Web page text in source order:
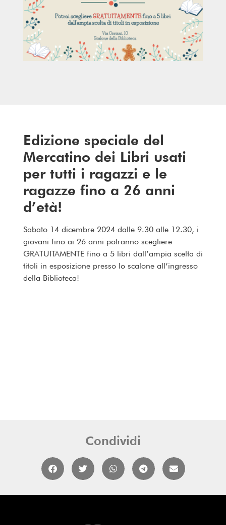
Edizione speciale del
Mercatino dei Libri usati
per tutti i ragazzi e le
ragazze fino a 26 anni
d’età!
Sabato 14 dicembre 2024 dalle 9.30 alle 12.30, i
giovani fino ai 26 anni potranno scegliere
GRATUITAMENTE fino a 5 libri dall’ampia scelta di
titoli in esposizione presso lo scalone all’ingresso
della Biblioteca!
Condividi